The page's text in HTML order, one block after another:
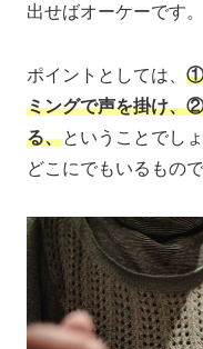
出せばオーケーです。
ポイントとしては、 ①
ミングで声を掛け、
る、ということでし
どこにでもいるもので